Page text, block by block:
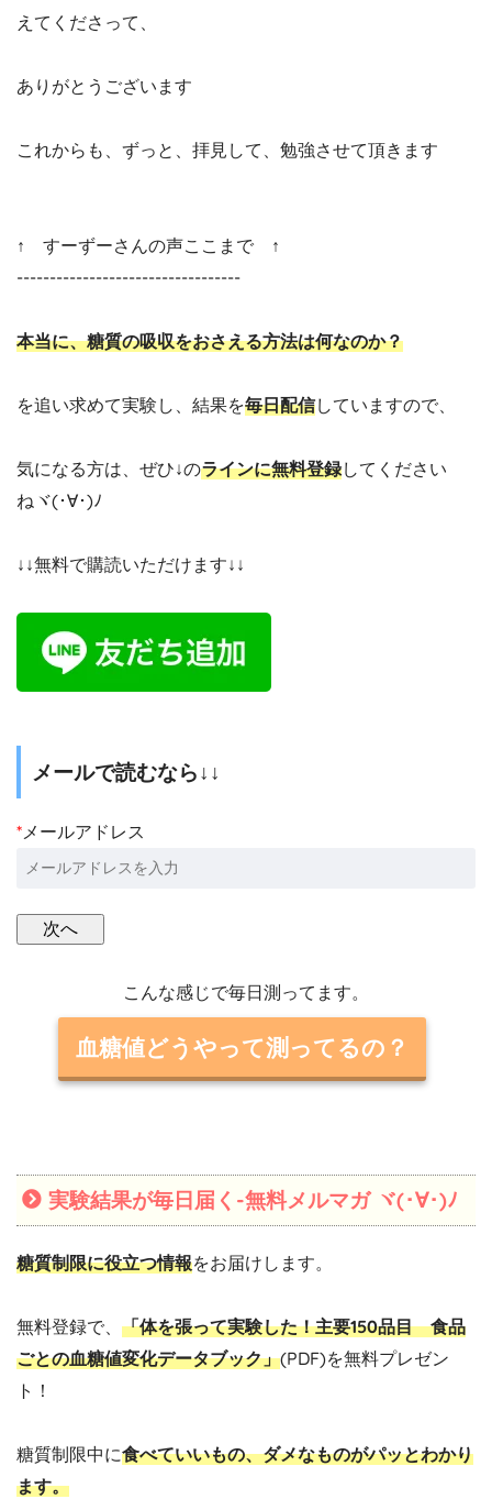
えてくださって、
ありがとうございます
これからも、ずっと、拝見して、勉強させて頂きます
↑ すーずーさんの声ここまで ↑
----------------------------------
本当に、糖質の吸収をおさえる方法は何なのか？
を追い求めて実験し、結果を毎日配信していますので、
気になる方は、ぜひ↓のラインに無料登録してください
ねヾ(･∀･)ﾉ
↓↓無料で購読いただけます↓↓
メールで読むなら↓↓
*メールアドレス
こんな感じで毎日測ってます。
血糖値どうやって測ってるの？
実験結果が毎日届く-無料メルマガ ヾ(･∀･)ﾉ
糖質制限に役立つ情報をお届けします。
無料登録で、 「体を張って実験した！主要150品目 食品
ごとの血糖値変化データブック」(PDF)を無料プレゼン
ト！
糖質制限中に食べていいもの、ダメなものがパッとわかり
ます。